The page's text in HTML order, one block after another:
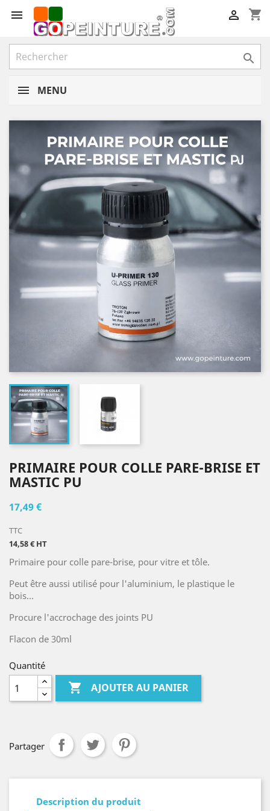
 shopping_cart


MENU
PRIMAIRE POUR COLLE PARE-BRISE ET
MASTIC PU
17,49 €
TTC
14,58 € HT
Primaire pour colle pare-brise, pour vitre et tôle.
Peut être aussi utilisé pour l'aluminium, le plastique le
bois...
Procure l'accrochage des joints PU
Flacon de 30ml
Quantité
 AJOUTER AU PANIER
Partager
Description du produit